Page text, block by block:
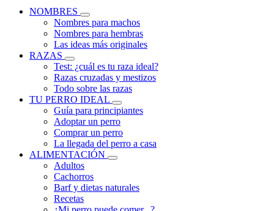
NOMBRES
Nombres para machos
Nombres para hembras
Las ideas más originales
RAZAS
Test: ¿cuál es tu raza ideal?
Razas cruzadas y mestizos
Todo sobre las razas
TU PERRO IDEAL
Guía para principiantes
Adoptar un perro
Comprar un perro
La llegada del perro a casa
ALIMENTACIÓN
Adultos
Cachorros
Barf y dietas naturales
Recetas